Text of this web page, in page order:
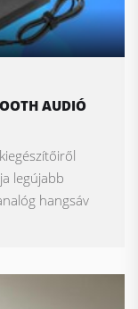
AUDIÓ
legújabb
hangsáv